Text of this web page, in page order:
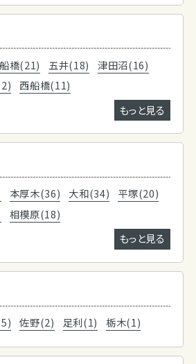
船橋(21) 五井(18)
津田沼(16)
西船橋(11)
もっと見る
本厚木(36) 大和(34)
平塚(20)
相模原(18)
もっと見る
佐野(2) 足利(1) 栃木(1)